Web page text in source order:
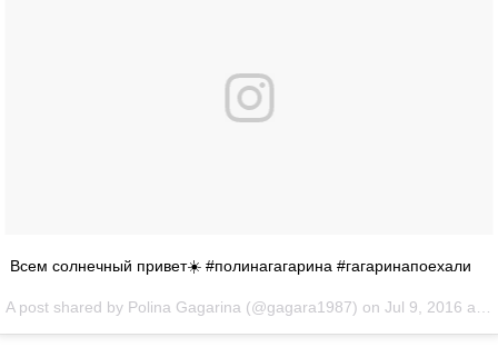
Всем солнечный привет☀️ #полинагагарина #гагаринапоехали
A post shared by Polina Gagarina (@gagara1987) on Jul 9, 2016 at 3:39am PDT